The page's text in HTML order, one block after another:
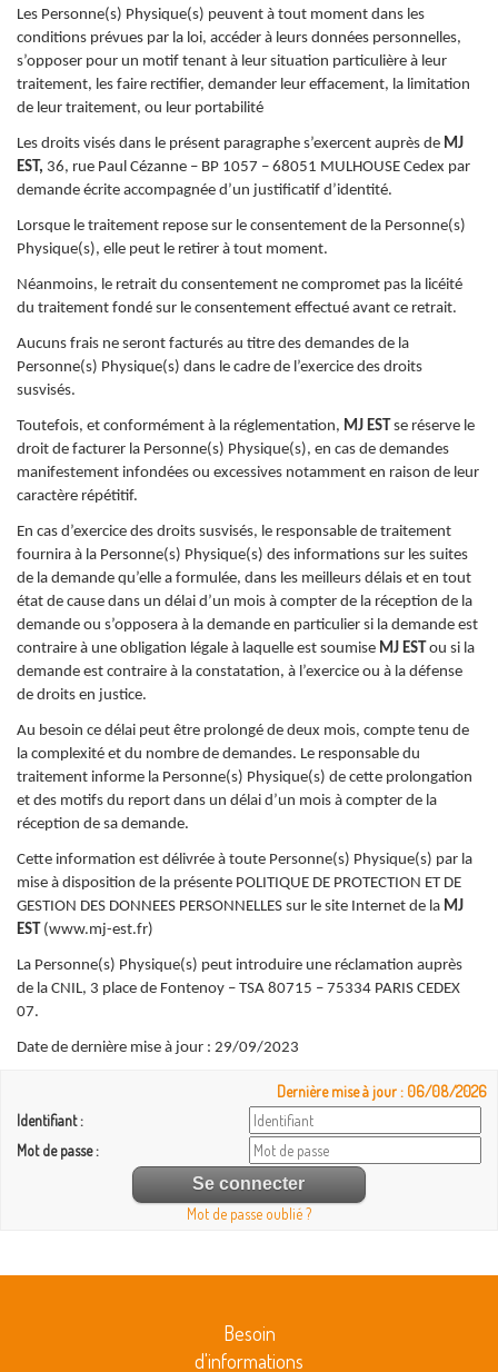
Les Personne(s) Physique(s) peuvent à tout moment dans les
conditions prévues par la loi, accéder à leurs données personnelles,
s’opposer pour un motif tenant à leur situation particulière à leur
traitement, les faire rectifier, demander leur effacement, la limitation
de leur traitement, ou leur portabilité
Les droits visés dans le présent paragraphe s’exercent auprès de MJ
EST, 36, rue Paul Cézanne – BP 1057 – 68051 MULHOUSE Cedex par
demande écrite accompagnée d’un justificatif d’identité.
Lorsque le traitement repose sur le consentement de la Personne(s)
Physique(s), elle peut le retirer à tout moment.
Néanmoins, le retrait du consentement ne compromet pas la licéité
du traitement fondé sur le consentement effectué avant ce retrait.
Aucuns frais ne seront facturés au titre des demandes de la
Personne(s) Physique(s) dans le cadre de l’exercice des droits
susvisés.
Toutefois, et conformément à la réglementation, MJ ESTse réserve le
droit de facturer la Personne(s) Physique(s), en cas de demandes
manifestement infondées ou excessives notamment en raison de leur
caractère répétitif.
En cas d’exercice des droits susvisés, le responsable de traitement
fournira à la Personne(s) Physique(s) des informations sur les suites
de la demande qu’elle a formulée, dans les meilleurs délais et en tout
état de cause dans un délai d’un mois à compter de la réception de la
demande ou s’opposera à la demande en particulier si la demande est
contraire à une obligation légale à laquelle est soumise MJ ESTou si la
demande est contraire à la constatation, à l’exercice ou à la défense
de droits en justice.
Au besoin ce délai peut être prolongé de deux mois, compte tenu de
la complexité et du nombre de demandes. Le responsable du
traitement informe la Personne(s) Physique(s) de cette prolongation
et des motifs du report dans un délai d’un mois à compter de la
réception de sa demande.
Cette information est délivrée à toute Personne(s) Physique(s) par la
mise à disposition de la présente POLITIQUE DE PROTECTION ET DE
GESTION DES DONNEES PERSONNELLES sur le site Internet de la MJ
EST(www.mj-est.fr)
La Personne(s) Physique(s) peut introduire une réclamation auprès
de la CNIL, 3 place de Fontenoy – TSA 80715 – 75334 PARIS CEDEX
07.
Date de dernière mise à jour : 29/09/2023
Dernière mise à jour : 06/08/2026
Identifiant :
Mot de passe :
Mot de passe oublié ?
Besoin
d'informations